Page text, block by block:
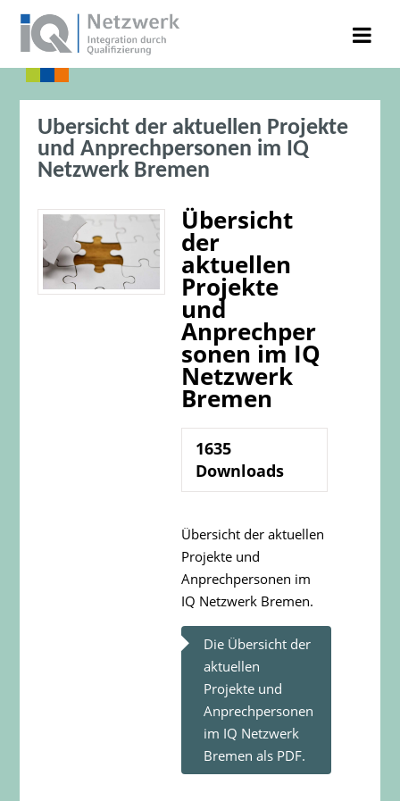
Übersicht der aktuellen Projekte
und Anprechpersonen im IQ
Netzwerk Bremen
Übersicht
der
aktuellen
Projekte
und
Anprechper
sonen im IQ
Netzwerk
Bremen
1635
Downloads
Übersicht der aktuellen
Projekte und
Anprechpersonen im
IQ Netzwerk Bremen.
Die Übersicht der
aktuellen
Projekte und
Anprechpersonen
im IQ Netzwerk
Bremen als PDF.